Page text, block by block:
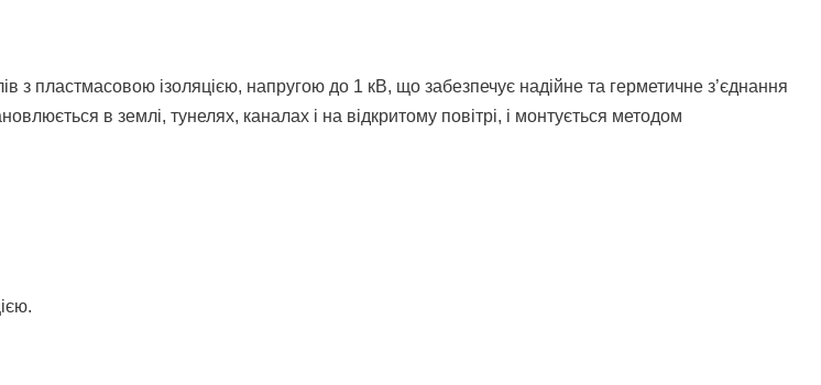
ізоляцією, напругою до 1 кВ, що забезпечує надійне та герметичне з’єднання
в землі, тунелях, каналах і на відкритому повітрі, і монтується методом